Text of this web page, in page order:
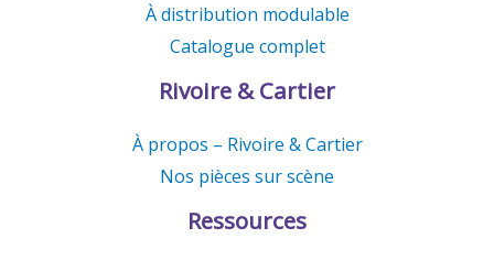
À distribution modulable
Catalogue complet
Rivoire & Cartier
À propos – Rivoire & Cartier
Nos pièces sur scène
Ressources